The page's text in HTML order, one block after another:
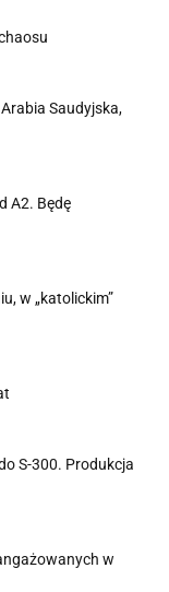
Saudyjska,
A2. Będę
w „katolickim”
S-300. Produkcja
w